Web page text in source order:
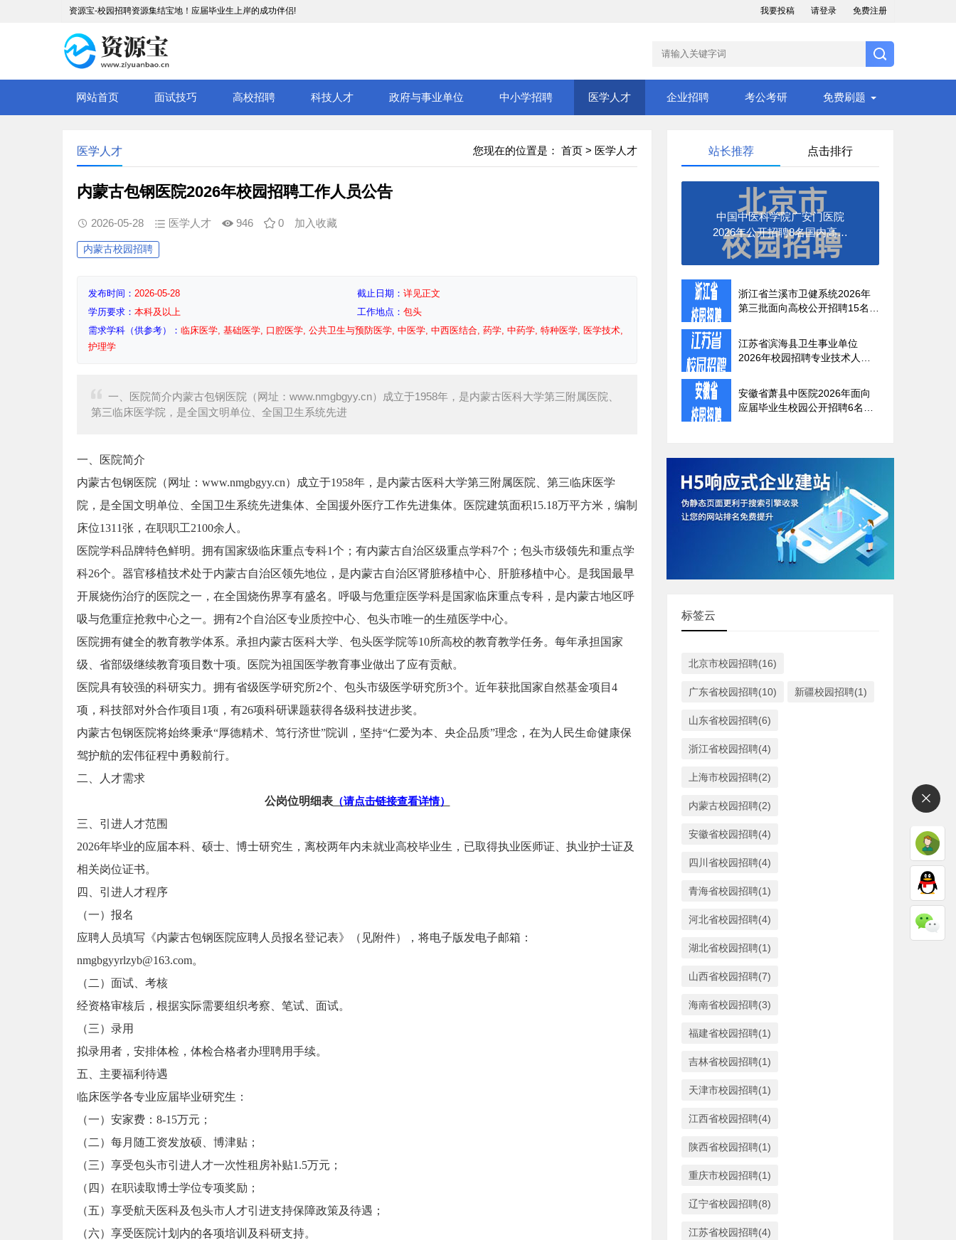
资源宝-校园招聘资源集结宝地！应届毕业生上岸的成功伴侣! 我要投稿 请登录 免费注册
网站首页 面试技巧 高校招聘 科技人才 政府与事业单位 中小学招聘 医学人才 企业招聘 考公考研 免费刷题
您现在的位置是： 首页 > 医学人才
医学人才
内蒙古包钢医院2026年校园招聘工作人员公告
2026-05-28 医学人才 946 0 加入收藏
内蒙古校园招聘
发布时间： 2026-05-28 截止日期： 详见正文
学历要求： 本科及以上 工作地点： 包头
需求学科（供参考）： 临床医学, 基础医学, 口腔医学, 公共卫生与预防医学, 中医学, 中西医结合, 药学, 中药学, 特种医学, 医学技术,
护理学
一、医院简介内蒙古包钢医院（网址：www.nmgbgyy.cn）成立于1958年，是内蒙古医科大学第三附属医院、
第三临床医学院，是全国文明单位、全国卫生系统先进
一、医院简介
内蒙古包钢医院（网址：www.nmgbgyy.cn）成立于1958年，是内蒙古医科大学第三附属医院、第三临床医学
院，是全国文明单位、全国卫生系统先进集体、全国援外医疗工作先进集体。医院建筑面积15.18万平方米，编制
床位1311张，在职职工2100余人。
医院学科品牌特色鲜明。拥有国家级临床重点专科1个；有内蒙古自治区级重点学科7个；包头市级领先和重点学
科26个。器官移植技术处于内蒙古自治区领先地位，是内蒙古自治区肾脏移植中心、肝脏移植中心。是我国最早
开展烧伤治疗的医院之一，在全国烧伤界享有盛名。呼吸与危重症医学科是国家临床重点专科，是内蒙古地区呼
吸与危重症抢救中心之一。拥有2个自治区专业质控中心、包头市唯一的生殖医学中心。
医院拥有健全的教育教学体系。承担内蒙古医科大学、包头医学院等10所高校的教育教学任务。每年承担国家
级、省部级继续教育项目数十项。医院为祖国医学教育事业做出了应有贡献。
医院具有较强的科研实力。拥有省级医学研究所2个、包头市级医学研究所3个。近年获批国家自然基金项目4
项，科技部对外合作项目1项，有26项科研课题获得各级科技进步奖。
内蒙古包钢医院将始终秉承“厚德精术、笃行济世”院训，坚持“仁爱为本、央企品质”理念，在为人民生命健康保
驾护航的宏伟征程中勇毅前行。
二、人才需求
公岗位明细表（请点击链接查看详情）
三、引进人才范围
2026年毕业的应届本科、硕士、博士研究生，离校两年内未就业高校毕业生，已取得执业医师证、执业护士证及
相关岗位证书。
四、引进人才程序
（一）报名
应聘人员填写《内蒙古包钢医院应聘人员报名登记表》（见附件），将电子版发电子邮箱：
nmgbgyyrlzyb@163.com。
（二）面试、考核
经资格审核后，根据实际需要组织考察、笔试、面试。
（三）录用
拟录用者，安排体检，体检合格者办理聘用手续。
五、主要福利待遇
临床医学各专业应届毕业研究生：
（一）安家费：8-15万元；
（二）每月随工资发放硕、博津贴；
（三）享受包头市引进人才一次性租房补贴1.5万元；
（四）在职读取博士学位专项奖励；
（五）享受航天医科及包头市人才引进支持保障政策及待遇；
（六）享受医院计划内的各项培训及科研支持。
站长推荐 点击排行
中国中医科学院广安门医院
2026年公开招聘8名国内高校
应届毕业生公告（第二批）
浙江省兰溪市卫健系统2026年
第三批面向高校公开招聘15名医
江苏省滨海县卫生事业单位
2026年校园招聘专业技术人员
安徽省萧县中医院2026年面向
应届毕业生校园公开招聘6名工
标签云
北京市校园招聘(16)
广东省校园招聘(10) 新疆校园招聘(1)
山东省校园招聘(6)
浙江省校园招聘(4)
上海市校园招聘(2)
内蒙古校园招聘(2)
安徽省校园招聘(4)
四川省校园招聘(4)
青海省校园招聘(1)
河北省校园招聘(4)
湖北省校园招聘(1)
山西省校园招聘(7)
海南省校园招聘(3)
福建省校园招聘(1)
吉林省校园招聘(1)
天津市校园招聘(1)
江西省校园招聘(4)
陕西省校园招聘(1)
重庆市校园招聘(1)
辽宁省校园招聘(8)
江苏省校园招聘(4)